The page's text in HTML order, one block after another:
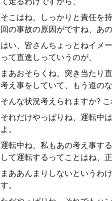
そこはね、しっかりと責任を
回の事故の原因がですね、あ
はい、皆さんちょっとねイメ
って直進しっていうのが、
まあおそらくね、突き当たり
考え事をしていて、もう道の
そんな状況考えられますか?
それだけやっぱりね、運転中
よ。
運転中ね、私もあの考え事す
して運転するってことはね、
まああんまりしないというわ
す。